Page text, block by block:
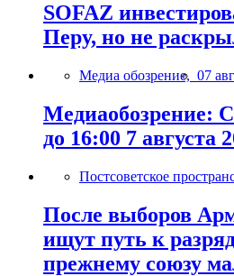
SOFAZ
Перу, но не
Медиа обозрение, 07
Медиаобозрение: С
до 16:00 7 августа
Постсоветское
После выборов
ищут путь к
прежнему союзу